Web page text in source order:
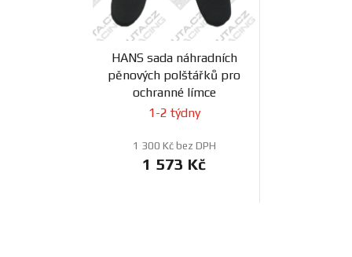
HANS sada náhradních
pěnových polštářků pro
ochranné límce
1-2 týdny
1 300 Kč bez DPH
1 573 Kč